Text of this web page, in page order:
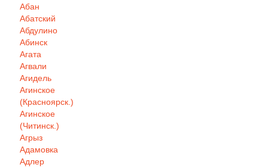
Абан
Абатский
Абдулино
Абинск
Агата
Агвали
Агидель
Агинское
(Красноярск.)
Агинское
(Читинск.)
Агрыз
Адамовка
Адлер